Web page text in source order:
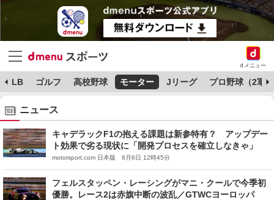
dメニュー
MLB ゴルフ 高校野球 モーター Jリーグ プロ野球（2軍）
ニュース
キャデラックF1の抱える課題は新参特有？ アップデー
ト効果で劣る現状に「開発プロセスを確立しなきゃ」
motorsport.com 日本版 8月6日 12時45分
フェルスタッペン・レーシングがマニ・クールで今季初
優勝。レース2は赤旗中断の波乱／GTWCヨーロッパ